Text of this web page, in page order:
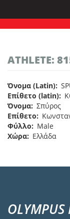
ATHLETE:
Όνομα (Latin)
Επίθετο (latin)
Όνομα Σπύρος
Επίθετο
Φύλλο
Male
Χώρα
Ελλάδα